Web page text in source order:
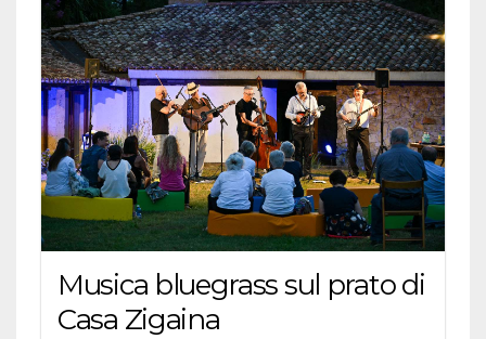
Musica bluegrass sul prato di
Casa Zigaina